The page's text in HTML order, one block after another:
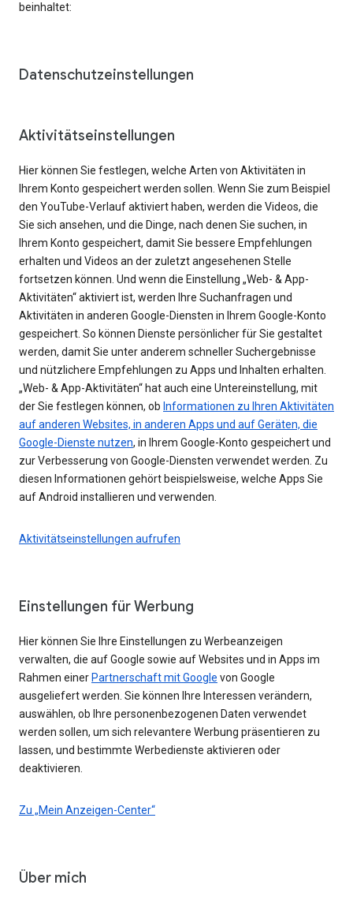
beinhaltet:
Datenschutzeinstellungen
Aktivitätseinstellungen
Hier können Sie festlegen, welche Arten von Aktivitäten in
Ihrem Konto gespeichert werden sollen. Wenn Sie zum Beispiel
den YouTube-Verlauf aktiviert haben, werden die Videos, die
Sie sich ansehen, und die Dinge, nach denen Sie suchen, in
Ihrem Konto gespeichert, damit Sie bessere Empfehlungen
erhalten und Videos an der zuletzt angesehenen Stelle
fortsetzen können. Und wenn die Einstellung „Web- & App-
Aktivitäten“ aktiviert ist, werden Ihre Suchanfragen und
Aktivitäten in anderen Google-Diensten in Ihrem Google-Konto
gespeichert. So können Dienste persönlicher für Sie gestaltet
werden, damit Sie unter anderem schneller Suchergebnisse
und nützlichere Empfehlungen zu Apps und Inhalten erhalten.
„Web- & App-Aktivitäten“ hat auch eine Untereinstellung, mit
der Sie festlegen können, ob Informationen zu Ihren Aktivitäten
auf anderen Websites, in anderen Apps und auf Geräten, die
Google-Dienste nutzen, in Ihrem Google-Konto gespeichert und
zur Verbesserung von Google-Diensten verwendet werden. Zu
diesen Informationen gehört beispielsweise, welche Apps Sie
auf Android installieren und verwenden.
Aktivitätseinstellungen aufrufen
Einstellungen für Werbung
Hier können Sie Ihre Einstellungen zu Werbeanzeigen
verwalten, die auf Google sowie auf Websites und in Apps im
Rahmen einer Partnerschaft mit Google von Google
ausgeliefert werden. Sie können Ihre Interessen verändern,
auswählen, ob Ihre personenbezogenen Daten verwendet
werden sollen, um sich relevantere Werbung präsentieren zu
lassen, und bestimmte Werbedienste aktivieren oder
deaktivieren.
Zu „Mein Anzeigen-Center“
Über mich